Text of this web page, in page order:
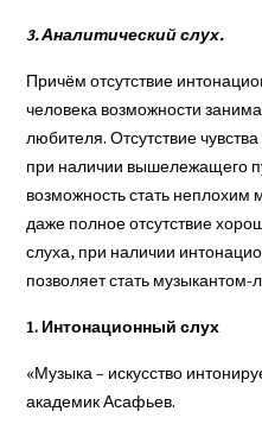
3. Аналитический слух.
Причём отсутствие
человека возможности
любителя. Отсутствие
при наличии вышележащего
возможность стать
даже полное отсутствие
слуха, при наличии
позволяет стать
1. Интонационный слух
«Музыка – искусство
академик Асафьев.